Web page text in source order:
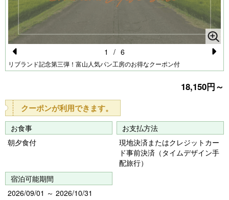
Pr
u
s
リブランド記念第三弾！富山人気パン工房のお得なクーポン付
e
xt
1 / 6
18,150円～
クーポンが利用できます。
お食事
朝夕食付
お支払方法
現地決済またはクレジットカー
ド事前決済（タイムデザイン手
配旅行）
宿泊可能期間
2026/09/01 ～ 2026/10/31